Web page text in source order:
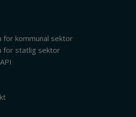
for kommunal sektor
for statlig sektor